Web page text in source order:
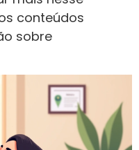
conteúdos
sobre